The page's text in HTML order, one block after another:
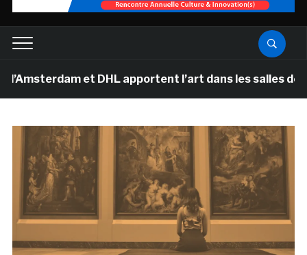
et DHL apportent l’art dans les salles de